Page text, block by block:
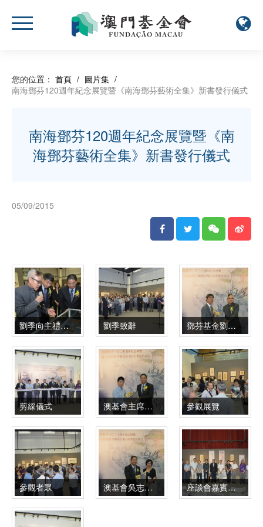
您的位置： 首頁 / 圖片集 /
南海鄧芬120週年紀念展覽暨《南海鄧芬藝術全集》新書發行儀式
南海鄧芬120週年紀念展覽暨《南
海鄧芬藝術全集》新書發行儀式
05/09/2015
劉季向主禮嘉賓介紹作... 劉季致辭 鄧芬基金劉季向澳門藝...
剪綵儀式 澳基會主席吳志良向香港藝術館贈書 參觀展覽
參觀者眾 澳基會吳志良主席向澳... 座談會嘉賓合影